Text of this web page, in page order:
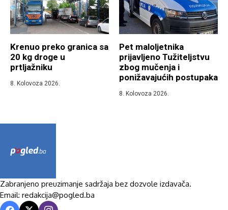
Krenuo preko granica sa
20 kg droge u
prtljažniku
8. Kolovoza 2026.
Pet maloljetnika
prijavljeno Tužiteljstvu
zbog mučenja i
ponižavajućih postupaka
8. Kolovoza 2026.
Zabranjeno preuzimanje sadržaja bez dozvole izdavača.
Email: redakcija@pogled.ba